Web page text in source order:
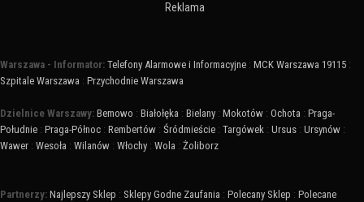
Reklama
Warszawa - Informator: Telefony Alarmowe i Informacyjne : MCK Warszawa 19115 :
Szpitale Warszawa : Przychodnie Warszawa
Dzielnice Warszawy: Bemowo : Białołęka : Bielany : Mokotów : Ochota : Praga-
Południe : Praga-Północ : Rembertów : Śródmieście : Targówek : Ursus : Ursynów :
Wawer : Wesoła : Wilanów : Włochy : Wola : Żoliborz
Partnerzy: Najlepszy Sklep : Sklepy Godne Zaufania : Polecany Sklep : Polecane